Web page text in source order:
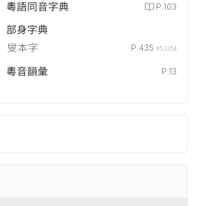
粵語同音字典 P.103
部身字典
叟本字
P.435 #53354
粵音韻彙 P.13